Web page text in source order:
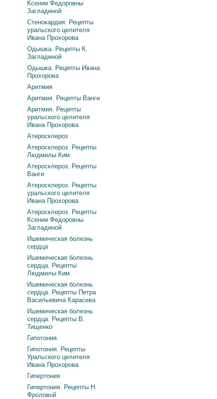
Ксении Федоровны
Загладиной
Стенокардия. Рецепты
уральского целителя
Ивана Прохорова
Одышка. Рецепты К.
Загладиной
Одышка. Рецепты Ивана
Прохорова
Аритмия
Аритмия. Рецепты Ванги
Аритмия. Рецепты
уральского целителя
Ивана Прохорова
Атеросклероз
Атеросклероз. Рецепты
Людмилы Ким
Атеросклероз. Рецепты
Ванги
Атеросклероз. Рецепты
уральского целителя
Ивана Прохорова
Атеросклероз. Рецепты
Ксении Федоровны
Загладиной
Ишемическая болезнь
сердца
Ишемическая болезнь
сердца. Рецепты
Людмилы Ким
Ишемическая болезнь
сердца. Рецепты Петра
Васильевича Карасева
Ишемическая болезнь
сердца. Рецепты В.
Тищенко
Гипотония
Гипотония. Рецепты
Уральского целителя
Ивана Прохорова
Гипертония
Гипертония. Рецепты Н.
Фроловой